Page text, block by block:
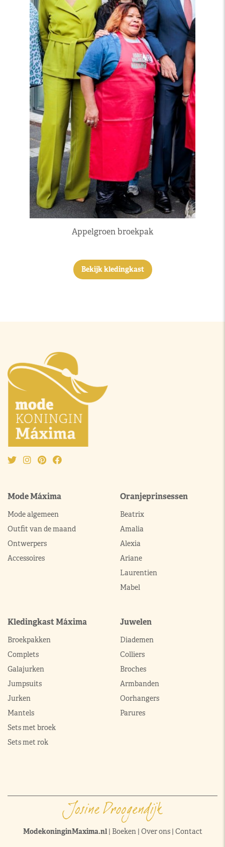
Appelgroen broekpak
Bekijk kledingkast
Mode Máxima
Mode algemeen
Outfit van de maand
Ontwerpers
Accessoires
Oranjeprinsessen
Beatrix
Amalia
Alexia
Ariane
Laurentien
Mabel
Kledingkast Máxima
Broekpakken
Complets
Galajurken
Jumpsuits
Jurken
Mantels
Sets met broek
Sets met rok
Juwelen
Diademen
Colliers
Broches
Armbanden
Oorhangers
Parures
ModekoninginMaxima.nl| Boeken | Over ons| Contact